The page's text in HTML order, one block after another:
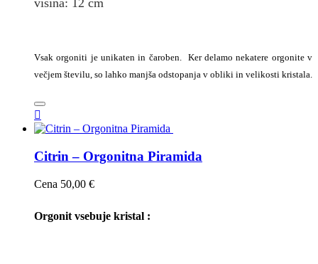
višina: 12 cm
Vsak orgoniti je unikaten in čaroben. Ker delamo nekatere orgonite v
večjem številu, so lahko manjša odstopanja v obliki in velikosti kristala.

Citrin – Orgonitna Piramida
Cena 50,00 €
Orgonit vsebuje kristal :